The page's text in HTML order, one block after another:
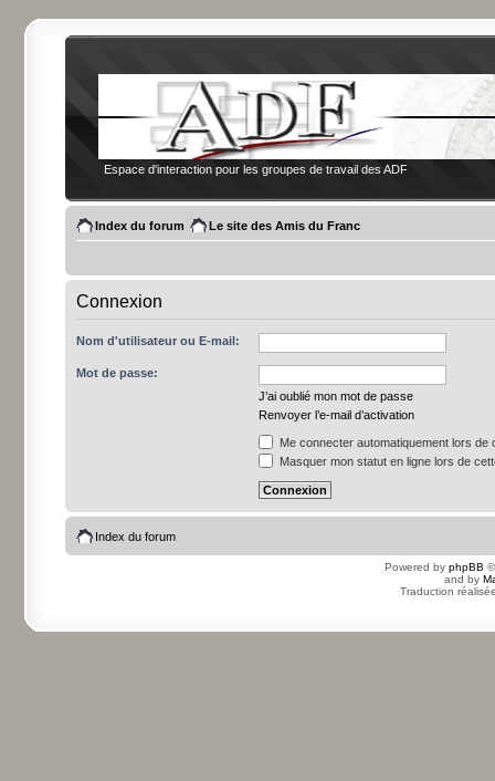
Espace d'interaction pour les groupes de travail des ADF
Index du forum Le site des Amis du Franc
Connexion
Nom d'utilisateur ou E-mail:
Mot de passe:
J’ai oublié mon mot de passe
Renvoyer l’e-mail d’activation
Me connecter automatiquement lors de
Masquer mon statut en ligne lors de
Index du forum
Powered by phpBB
and by
Traduction